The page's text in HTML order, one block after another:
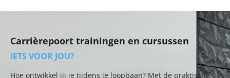
Carrièrepoort trainingen en cursussen
IETS VOOR JOU?
Hoe ontwikkel jij je tijdens je loopbaan? Met de praktische